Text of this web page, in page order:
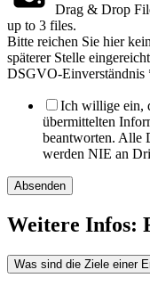
Drag & Drop
up to 3 files.
Bitte reichen Sie hier
späterer Stelle
DSGVO-Einverständnis
Ich willige ein,
übermittelten
beantworten. Alle
werden NIE an
Absenden
Weitere Infos:
Was sind die Ziele einer